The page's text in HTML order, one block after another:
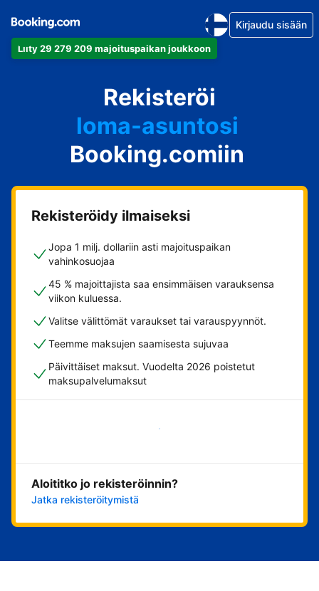
Liity 29 279 209 majoituspaikan joukkoon
Kirjaudu sisään
Rekisteröi
huoneistosi
hotellisi
loma-asuntosi
guesthousesi
bed & breakfastisi
Booking.comiin
Rekisteröidy ilmaiseksi
Jopa 1 milj. dollariin asti majoituspaikan
vahinkosuojaa
45 % majoittajista saa ensimmäisen varauksensa
viikon kuluessa.
Valitse välittömät varaukset tai varauspyynnöt.
Teemme maksujen saamisesta sujuvaa
Päivittäiset maksut. Vuodelta 2026 poistetut
maksupalvelumaksut
Aloita nyt
Aloititko jo rekisteröinnin?
Jatka rekisteröitymistä